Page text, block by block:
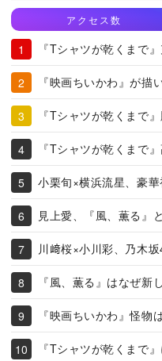
アクセス数
『Tシャツが乾くまで
『映画ちいかわ』が描
『Tシャツが乾くまで
『Tシャツが乾くまで
小栗旬×横浜流星、豪
見上愛、『風、薫る』
川﨑桜×小川彩、乃木
『風、薫る』はなぜ新
『映画ちいかわ』怪
『Tシャツが乾くまで